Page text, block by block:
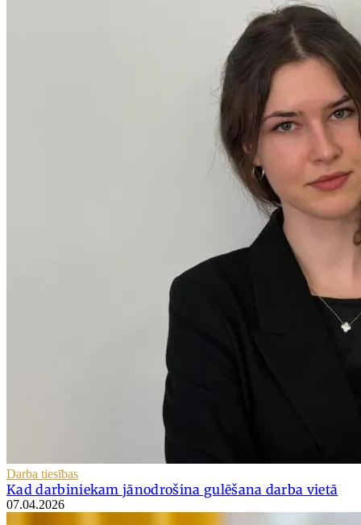
Darba tiesības
Kad darbiniekam jānodrošina gulēšana darba vietā
07.04.2026